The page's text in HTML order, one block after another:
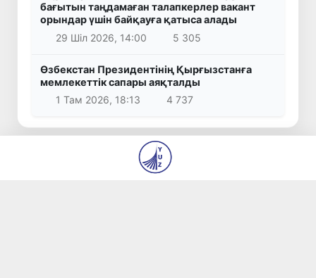
бағытын таңдамаған талапкерлер вакант
орындар үшін байқауға қатыса алады
29 Шіл 2026, 14:00
5 305
Өзбекстан Президентінің Қырғызстанға
мемлекеттік сапары аяқталды
1 Там 2026, 18:13
4 737